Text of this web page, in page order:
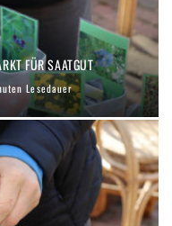
FÜR SAATGUT
Lesedauer